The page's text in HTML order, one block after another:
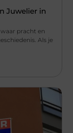
Juwelier in
pracht en
Als je